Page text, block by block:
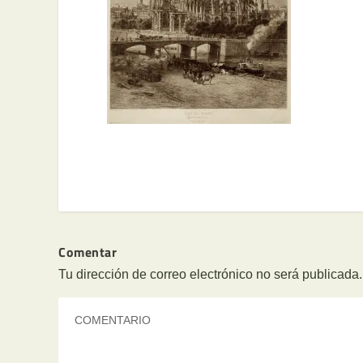
Comentar
Tu dirección de correo electrónico no será publicada.